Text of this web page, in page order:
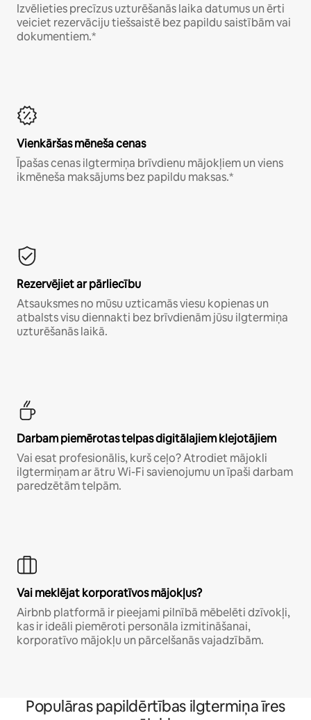
Izvēlieties precīzus uzturēšanās laika datumus un ērti
veiciet rezervāciju tiešsaistē bez papildu saistībām vai
dokumentiem.*
Vienkāršas mēneša cenas
Īpašas cenas ilgtermiņa brīvdienu mājokļiem un viens
ikmēneša maksājums bez papildu maksas.*
Rezervējiet ar pārliecību
Atsauksmes no mūsu uzticamās viesu kopienas un
atbalsts visu diennakti bez brīvdienām jūsu ilgtermiņa
uzturēšanās laikā.
Darbam piemērotas telpas digitālajiem klejotājiem
Vai esat profesionālis, kurš ceļo? Atrodiet mājokli
ilgtermiņam ar ātru Wi-Fi savienojumu un īpaši darbam
paredzētām telpām.
Vai meklējat korporatīvos mājokļus?
Airbnb platformā ir pieejami pilnībā mēbelēti dzīvokļi,
kas ir ideāli piemēroti personāla izmitināšanai,
korporatīvo mājokļu un pārcelšanās vajadzībām.
Populāras papildērtības ilgtermiņa īres